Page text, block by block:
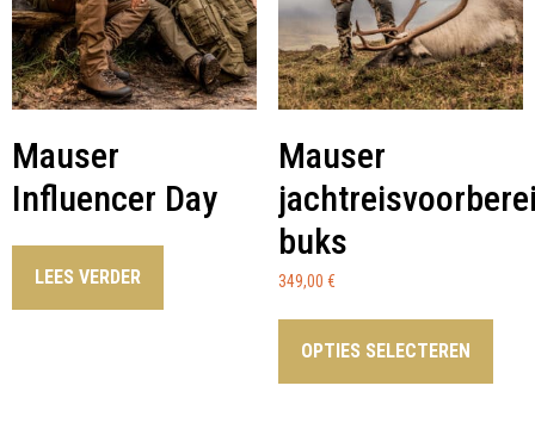
Mauser
Influencer Day
LEES VERDER
Mauser
buks
349,00 €
OPTIES SELECTEREN